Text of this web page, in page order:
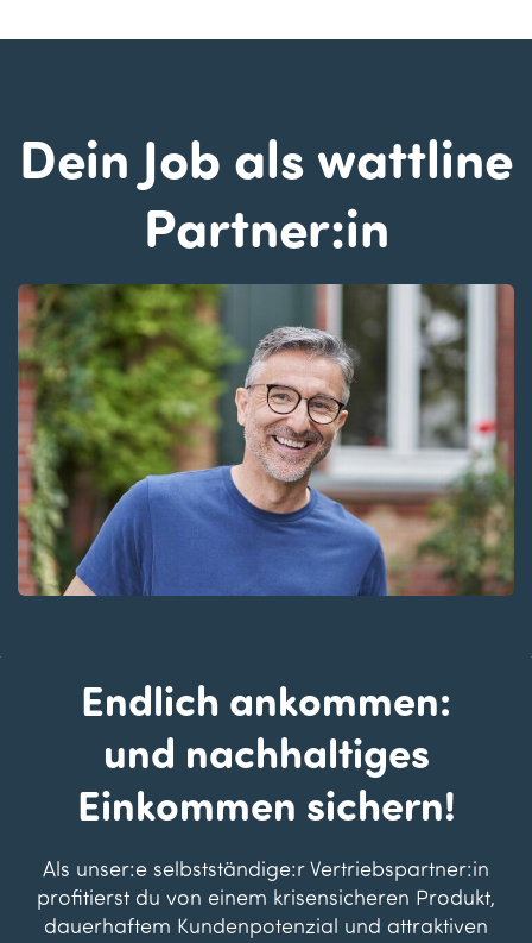
Dein Job als wattline
Partner:in
Endlich ankommen:
​und nachhaltiges
​Einkommen sichern!
Als unser:e selbstständige:r Vertriebspartner:in
profitierst du von einem krisensicheren Produkt,
dauerhaftem Kundenpotenzial und attraktiven